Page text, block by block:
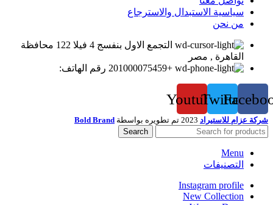
سياسية الاستبدال والاسترجاع
من نحن
التجمع الاول بنفسج 4 فيلا 122 محافظة
القاهرة , مصر
+201000075459 رقم الهاتف:
Twitter
Youtube
شركة عزام للاستيراد 2023 تم تطويره بواسطة
Bold Brand
Search
Menu
التصنيفات
Instagram profile
New Collection